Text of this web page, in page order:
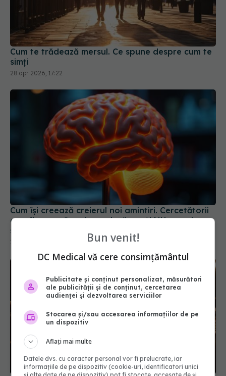
Cum te trădează mersul. Ce spune despre cum te
simți
28 apr 2026, 17:22
Cum își creează creierul noi amintiri. Cercetătorii
au aflat cum înveți cu adevărat. Și NU e ce ți-au
spus la școală
19 apr 2025, 10:09 Bun venit!
DC Medical vă cere consimțământul
Publicitate și conținut personalizat, măsurători
ale publicității și de conținut, cercetarea
audienței și dezvoltarea serviciilor
Stocarea și/sau accesarea informațiilor de pe
un dispozitiv
Aflați mai multe
Datele dvs. cu caracter personal vor fi prelucrate, iar
informațiile de pe dispozitiv (cookie-uri, identificatori unici